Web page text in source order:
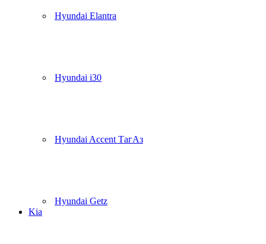
Hyundai Elantra
Hyundai i30
Hyundai Accent ТагАз
Hyundai Getz
Kia